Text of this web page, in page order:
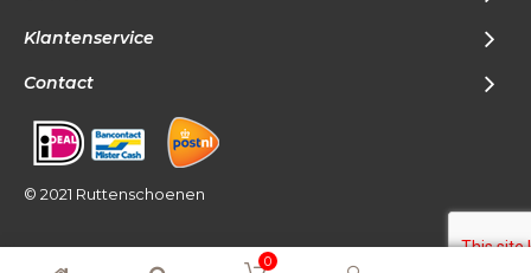
Klantenservice
Contact
© 2021 Ruttenschoenen
0